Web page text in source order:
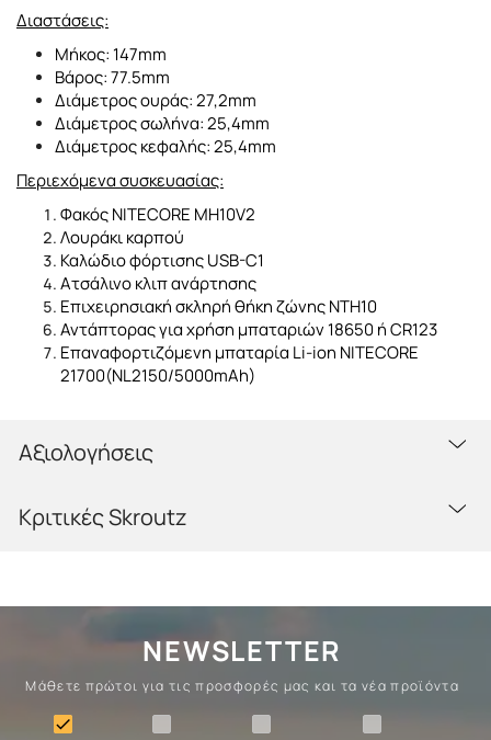
Διαστάσεις:
Μήκος: 147mm
Βάρος: 77.5mm
Διάμετρος ουράς: 27,2mm
Διάμετρος σωλήνα: 25,4mm
Διάμετρος κεφαλής: 25,4mm
Περιεχόμενα συσκευασίας:
Φακός NITECORE MH10V2
Λουράκι καρπού
Καλώδιο φόρτισης USB-C1
Ατσάλινο κλιπ ανάρτησης
Επιχειρησιακή σκληρή θήκη ζώνης NTH10
Αντάπτορας για χρήση μπαταριών 18650 ή CR123
Επαναφορτιζόμενη μπαταρία Li-ion NITECORE
21700(NL2150/5000mAh)
Αξιολογήσεις
Κριτικές Skroutz
NEWSLETTER
Μάθετε πρώτοι για τις προσφορές μας και τα νέα προϊόντα
Ένδυση
